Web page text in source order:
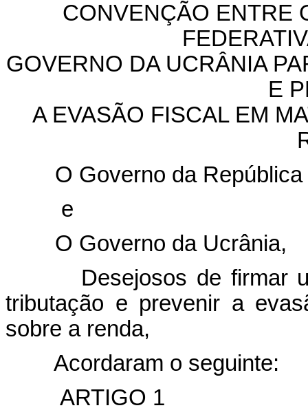
CONVENÇÃO ENTRE
GOVERNO DA UCRÂNIA
E
A EVASÃO FISCAL EM
O Governo da República
e
O Governo da Ucrânia,
Desejosos de firmar
tributação e prevenir a
sobre a renda,
Acordaram o seguinte:
ARTIGO 1